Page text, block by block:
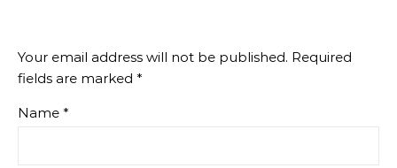
Your email address will not be published. Required
fields are marked *
Name *